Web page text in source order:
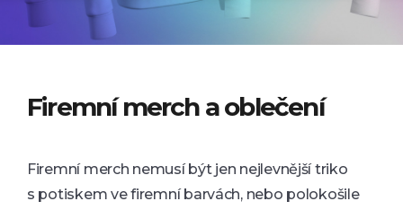
Firemní merch a oblečení
Firemní merch nemusí být jen nejlevnější triko
s potiskem ve firemní barvách, nebo polokošile